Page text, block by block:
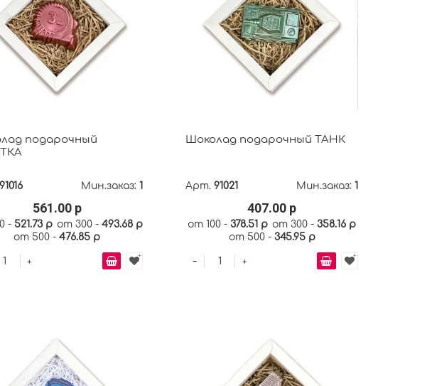
подарочный
91016 Мин.заказ:1
561.00 р
- 521.73 р от 300 - 493.68 р
от 500 -476.85 р
+
Шоколад подарочный ТАНК
Арт.91021 Мин.заказ: 1
407.00 р
от 100 -378.51 р от 300 -358.16 р
от 500 - 345.95 р
+
-